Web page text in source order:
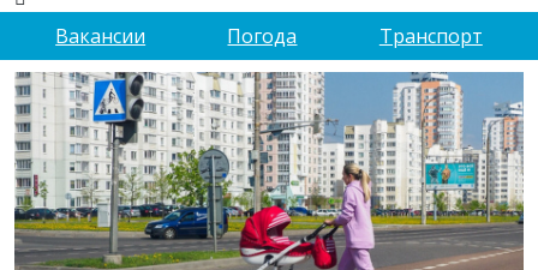
Вакансии Погода Транспорт